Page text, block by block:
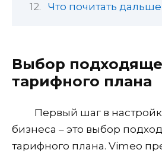
Что почитать дальше
Выбор
тарифного плана
Первый шаг в
бизнеса – это выбор
тарифного плана. Vimeo